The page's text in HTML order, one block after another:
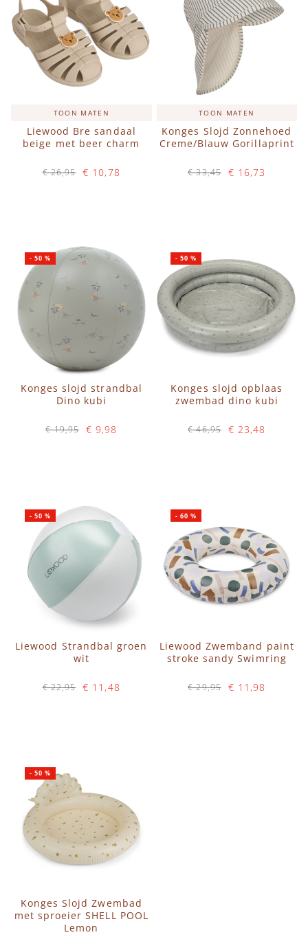
TOON MATEN
Liewood Bre sandaal
beige met beer charm
€ 10,78
€ 26,95
TOON MATEN
Konges Slojd Zonnehoed
Creme/Blauw Gorillaprint
€ 16,73
€ 33,45
Konges slojd strandbal
Dino kubi
€ 9,98
€ 19,95
-50 %
Konges slojd opblaas
zwembad dino kubi
€ 23,48
€ 46,95
- 50 %
Liewood Strandbal groen
wit
€ 11,48
€ 22,95
-50 %
Liewood Zwemband paint
stroke sandy Swimring
€ 11,98
€ 29,95
- 60 %
Konges Slojd Zwembad
met sproeier SHELL POOL
Lemon
-50 %